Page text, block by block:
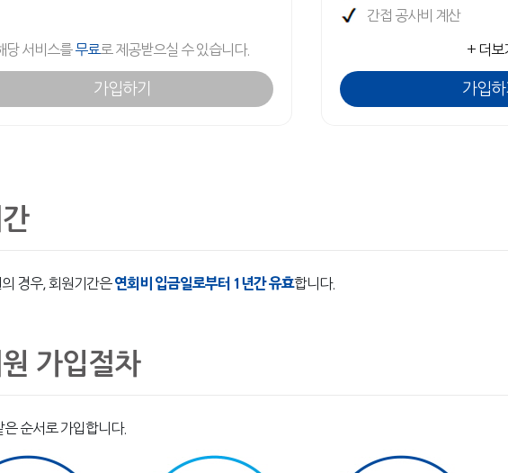
당 서비스를무료 로 제공받으실 수 있습니다.
가입하기
간접 공사비 계산
+ 더보
가입
경우, 회원기간은연회비 입금일로부터 1년간 유효합니다.
가입절차
은 순서로 가입합니다.